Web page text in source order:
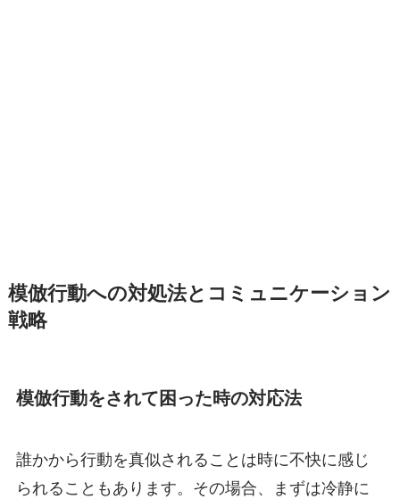
模倣行動への対処法とコミュニケーション
戦略
模倣行動をされて困った時の対応法
誰かから行動を真似されることは時に不快に感じ
られることもあります。その場合、まずは冷静に